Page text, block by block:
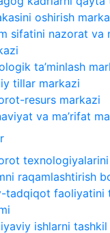
oshirish
sifatini nazorat
ta’minlash
tillar markazi
resurs markazi
va ma’rifat
raqamlashtirish
tadqiqot faoliyatini
ishlarni